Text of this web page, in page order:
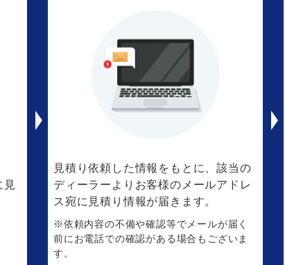
見
見積り依頼した情報をもとに、該当の
ディーラーよりお客様のメールアドレ
ス宛に見積り情報が届きます。
※依頼内容の不備や確認等でメールが届く
前にお電話での確認がある場合もございま
す。